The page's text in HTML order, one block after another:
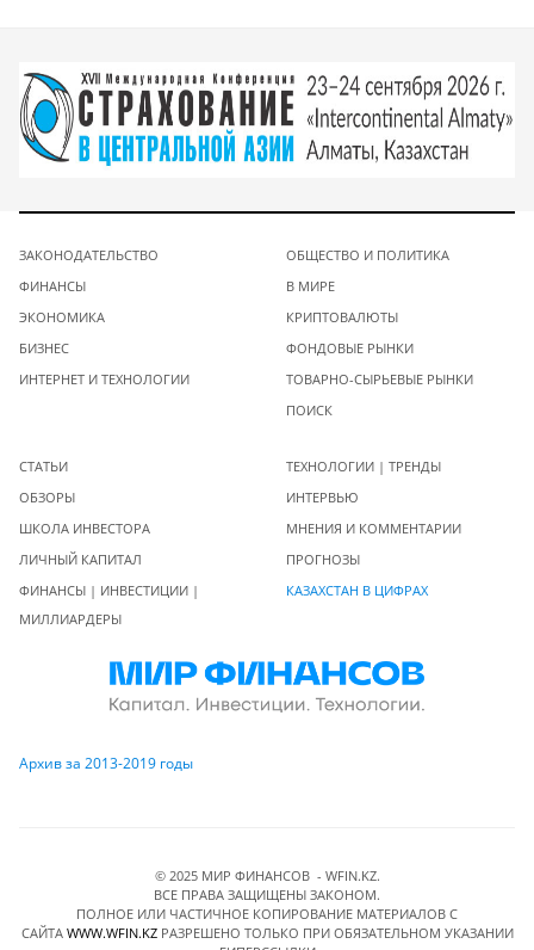
ЗАКОНОДАТЕЛЬСТВО
ФИНАНСЫ
ЭКОНОМИКА
БИЗНЕС
ИНТЕРНЕТ И ТЕХНОЛОГИИ
ОБЩЕСТВО И ПОЛИТИКА
В МИРЕ
КРИПТОВАЛЮТЫ
ФОНДОВЫЕ РЫНКИ
ТОВАРНО-СЫРЬЕВЫЕ РЫНКИ
ПОИСК
СТАТЬИ
ОБЗОРЫ
ШКОЛА ИНВЕСТОРА
ЛИЧНЫЙ КАПИТАЛ
ФИНАНСЫ | ИНВЕСТИЦИИ |
МИЛЛИАРДЕРЫ
ТЕХНОЛОГИИ | ТРЕНДЫ
ИНТЕРВЬЮ
МНЕНИЯ И КОММЕНТАРИИ
ПРОГНОЗЫ
КАЗАХСТАН В ЦИФРАХ
Архив за 2013-2019 годы
© 2025 МИР ФИНАНСОВ - WFIN.KZ.
ВСЕ ПРАВА ЗАЩИЩЕНЫ ЗАКОНОМ.
ПОЛНОЕ ИЛИ ЧАСТИЧНОЕ КОПИРОВАНИЕ МАТЕРИАЛОВ C
САЙТА WWW.WFIN.KZРАЗРЕШЕНО ТОЛЬКО ПРИ ОБЯЗАТЕЛЬНОМ УКАЗАНИИ